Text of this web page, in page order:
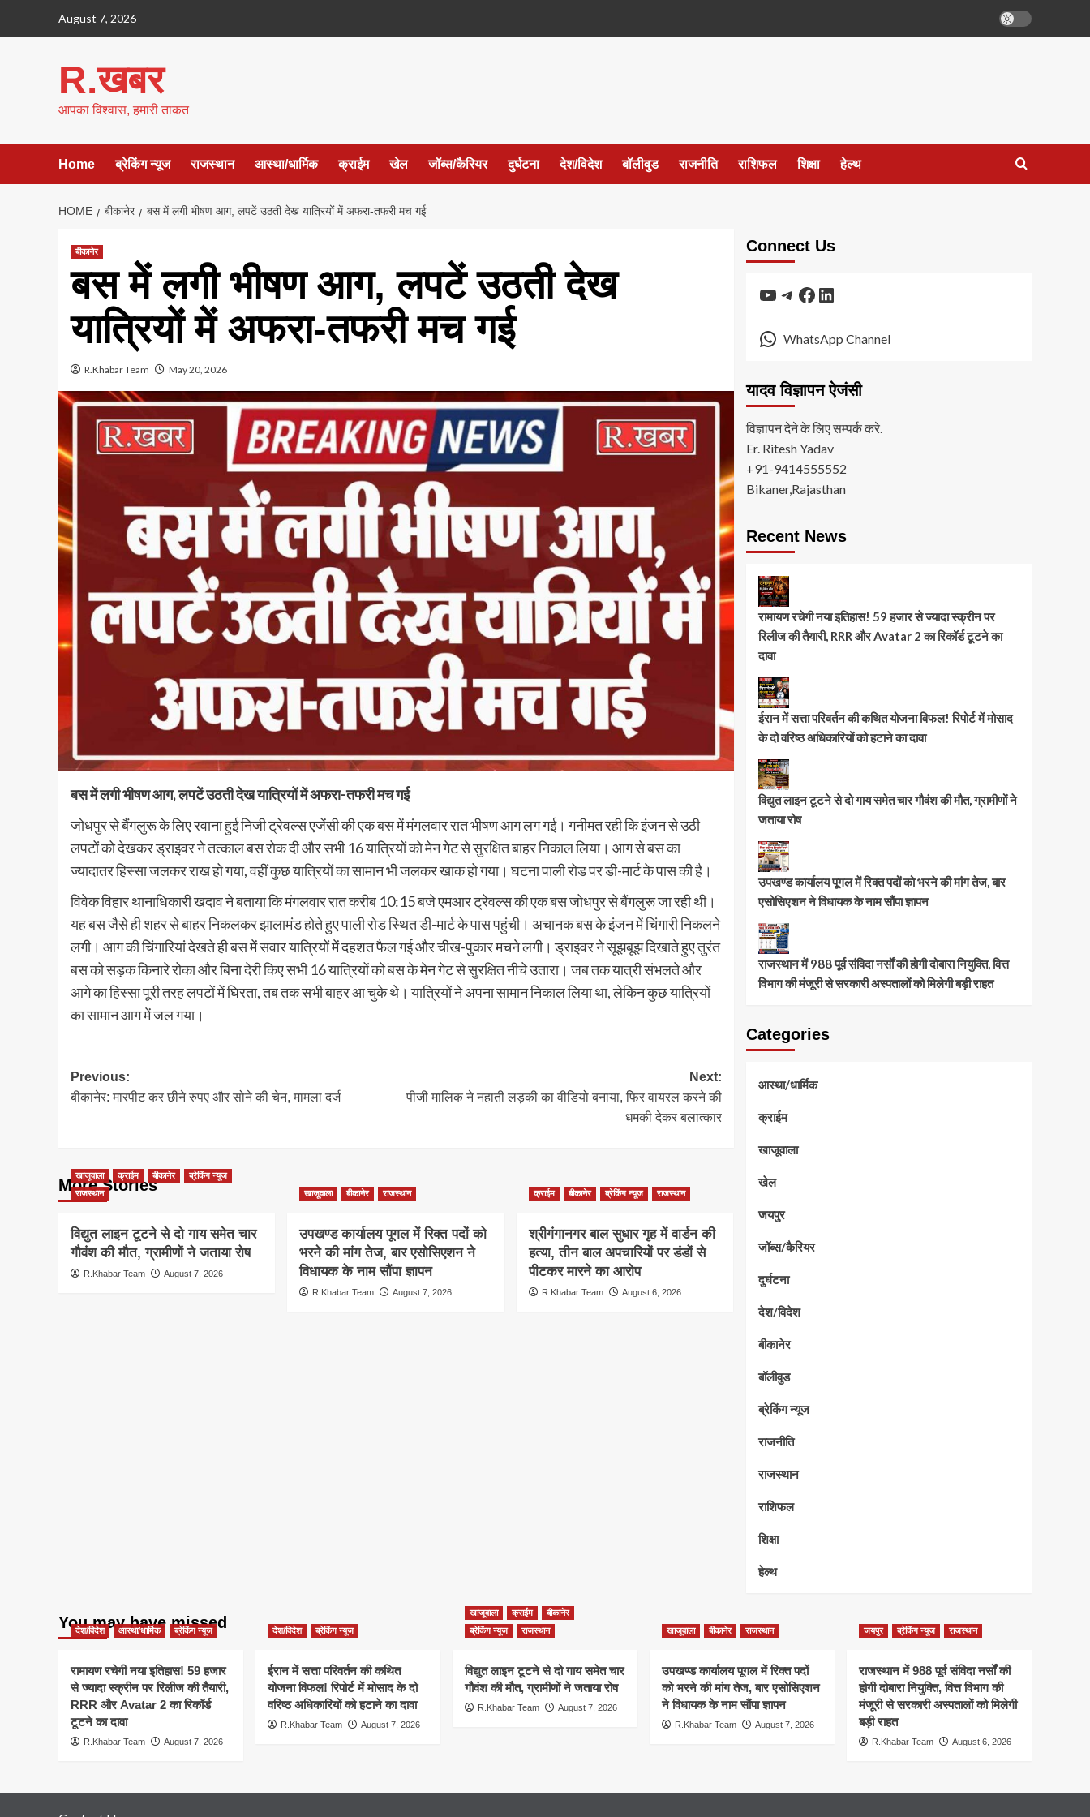
August 7, 2026
R.खबर
आपका विश्वास, हमारी ताकत
Home ब्रेकिंग न्यूज राजस्थान आस्था/धार्मिक क्राईम खेल जॉब्स/कैरियर दुर्घटना देश/विदेश बॉलीवुड राजनीति राशिफल शिक्षा हेल्थ
HOME बीकानेर बस में लगी भीषण आग, लपटें उठती देख यात्रियों में अफरा-तफरी मच गई
बीकानेर
बस में लगी भीषण आग, लपटें उठती देख
यात्रियों में अफरा-तफरी मच गई
R.Khabar Team May 20, 2026
बस में लगी भीषण आग, लपटें उठती देख यात्रियों में अफरा-तफरी मच गई
जोधपुर से बैंगलुरू के लिए रवाना हुई निजी ट्रेवल्स एजेंसी की एक बस में मंगलवार रात भीषण आग लग गई। गनीमत रही कि इंजन से उठी
लपटों को देखकर ड्राइवर ने तत्काल बस रोक दी और सभी 16 यात्रियों को मेन गेट से सुरक्षित बाहर निकाल लिया। आग से बस का
ज्यादातर हिस्सा जलकर राख हो गया, वहीं कुछ यात्रियों का सामान भी जलकर खाक हो गया। घटना पाली रोड पर डी-मार्ट के पास की है।
विवेक विहार थानाधिकारी खदाव ने बताया कि मंगलवार रात करीब 10:15 बजे एमआर ट्रेवल्स की एक बस जोधपुर से बैंगलुरू जा रही थी।
यह बस जैसे ही शहर से बाहर निकलकर झालामंड होते हुए पाली रोड स्थित डी-मार्ट के पास पहुंची। अचानक बस के इंजन में चिंगारी निकलने
लगी। आग की चिंगारियां देखते ही बस में सवार यात्रियों में दहशत फैल गई और चीख-पुकार मचने लगी। ड्राइवर ने सूझबूझ दिखाते हुए तुरंत
बस को सड़क किनारे रोका और बिना देरी किए सभी 16 यात्रियों को बस के मेन गेट से सुरक्षित नीचे उतारा। जब तक यात्री संभलते और
आगे का हिस्सा पूरी तरह लपटों में घिरता, तब तक सभी बाहर आ चुके थे। यात्रियों ने अपना सामान निकाल लिया था, लेकिन कुछ यात्रियों
का सामान आग में जल गया।
Post
navigation
Previous:
बीकानेर: मारपीट कर छीने रुपए और सोने की चेन, मामला दर्ज
Next:
पीजी मालिक ने नहाती लड़की का वीडियो बनाया, फिर वायरल करने की
धमकी देकर बलात्कार
More Stories
खाजूवाला क्राईम बीकानेर
ब्रेकिंग न्यूज
राजस्थान
विद्युत लाइन टूटने से दो गाय समेत चार
गौवंश की मौत, ग्रामीणों ने जताया रोष
R.Khabar Team August 7, 2026
खाजूवाला बीकानेर राजस्थान
उपखण्ड कार्यालय पूगल में रिक्त पदों को
भरने की मांग तेज, बार एसोसिएशन ने
विधायक के नाम सौंपा ज्ञापन
R.Khabar Team August 7, 2026
क्राईम बीकानेर ब्रेकिंग न्यूज राजस्थान
श्रीगंगानगर बाल सुधार गृह में वार्डन की
हत्या, तीन बाल अपचारियों पर डंडों से
पीटकर मारने का आरोप
R.Khabar Team August 6, 2026
Connect Us
YouTube
Telegram
Facebook
LinkedIn
WhatsApp Channel
यादव विज्ञापन ऐजंसी
विज्ञापन देने के लिए सम्पर्क करे.
Er. Ritesh Yadav
+91-9414555552
Bikaner,Rajasthan
Recent News
रामायण रचेगी नया इतिहास! 59 हजार से ज्यादा स्क्रीन पर
रिलीज की तैयारी, RRR और Avatar 2 का रिकॉर्ड टूटने का
दावा
ईरान में सत्ता परिवर्तन की कथित योजना विफल! रिपोर्ट में मोसाद
के दो वरिष्ठ अधिकारियों को हटाने का दावा
विद्युत लाइन टूटने से दो गाय समेत चार गौवंश की मौत, ग्रामीणों ने
जताया रोष
उपखण्ड कार्यालय पूगल में रिक्त पदों को भरने की मांग तेज, बार
एसोसिएशन ने विधायक के नाम सौंपा ज्ञापन
राजस्थान में 988 पूर्व संविदा नर्सों की होगी दोबारा नियुक्ति, वित्त
विभाग की मंजूरी से सरकारी अस्पतालों को मिलेगी बड़ी राहत
Categories
आस्था/धार्मिक
क्राईम
खाजूवाला
खेल
जयपुर
जॉब्स/कैरियर
दुर्घटना
देश/विदेश
बीकानेर
बॉलीवुड
ब्रेकिंग न्यूज
राजनीति
राजस्थान
राशिफल
शिक्षा
हेल्थ
You may have missed
देश/विदेश आस्था/धार्मिक ब्रेकिंग न्यूज
रामायण रचेगी नया इतिहास! 59 हजार
से ज्यादा स्क्रीन पर रिलीज की तैयारी,
RRR और Avatar 2 का रिकॉर्ड
टूटने का दावा
R.Khabar Team August 7, 2026
देश/विदेश ब्रेकिंग न्यूज
ईरान में सत्ता परिवर्तन की कथित
योजना विफल! रिपोर्ट में मोसाद के दो
वरिष्ठ अधिकारियों को हटाने का दावा
R.Khabar Team August 7, 2026
खाजूवाला क्राईम
बीकानेर
ब्रेकिंग न्यूज
राजस्थान
विद्युत लाइन टूटने से दो गाय समेत चार
गौवंश की मौत, ग्रामीणों ने जताया रोष
R.Khabar Team August 7, 2026
खाजूवाला बीकानेर राजस्थान
उपखण्ड कार्यालय पूगल में रिक्त पदों
को भरने की मांग तेज, बार एसोसिएशन
ने विधायक के नाम सौंपा ज्ञापन
R.Khabar Team August 7, 2026
जयपुर ब्रेकिंग न्यूज राजस्थान
राजस्थान में 988 पूर्व संविदा नर्सों की
होगी दोबारा नियुक्ति, वित्त विभाग की
मंजूरी से सरकारी अस्पतालों को मिलेगी
बड़ी राहत
R.Khabar Team August 6, 2026